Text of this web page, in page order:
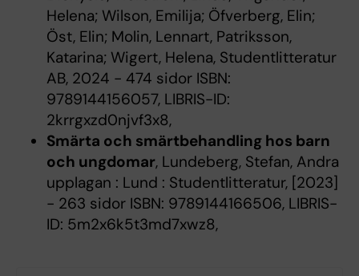
Helena; Wilson, Emilija; Öfverberg, Elin;
Öst, Elin; Molin, Lennart, Patriksson,
Katarina; Wigert, Helena, Studentlitteratur
AB, 2024 - 474 sidor ISBN:
9789144156057, LIBRIS-ID:
2krrgxzd0njvf3x8,
Smärta och smärtbehandling hos barn
och ungdomar, Lundeberg, Stefan, Andra
upplagan : Lund : Studentlitteratur, [2023]
- 263 sidor ISBN: 9789144166506, LIBRIS-
ID: 5m2x6k5t3md7xwz8,